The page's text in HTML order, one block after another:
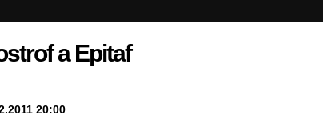
a Epitaf
20:00